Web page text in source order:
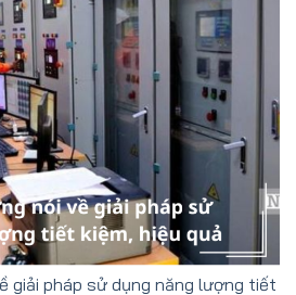
giải pháp sử dụng năng lượng tiết